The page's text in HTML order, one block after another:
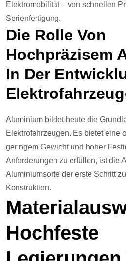
Elektromobilität – von schnellen
Serienfertigung.
Die Rolle Von
Hochpräzisem
In Der
Aluminium bildet heute die
Elektrofahrzeugen. Es bietet eine
geringem Gewicht und hoher
Anforderungen zu erfüllen, ist die
Aluminiumsorte der erste Schritt
Konstruktion.
Hochfeste